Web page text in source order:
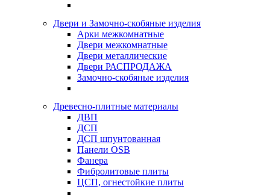
Двери и Замочно-скобяные изделия
Арки межкомнатные
Двери межкомнатные
Двери металлические
Двери РАСПРОДАЖА
Замочно-скобяные изделия
Древесно-плитные материалы
ДВП
ДСП
ДСП шпунтованная
Панели OSB
Фанера
Фибролитовые плиты
ЦСП, огнестойкие плиты